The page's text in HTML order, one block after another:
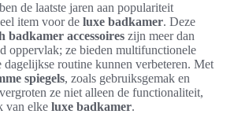
de laatste jaren aan populariteit
item voor de luxe badkamer. Deze
badkamer accessoires zijn meer dan
oppervlak; ze bieden multifunctionele
routine kunnen verbeteren. Met
spiegels, zoals gebruiksgemak en
ze niet alleen de functionaliteit,
van elke luxe badkamer.